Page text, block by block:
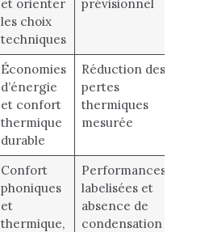
et orienter
les choix
techniques
prévisionnel
Économies
d’énergie
et confort
thermique
durable
Réduction des
pertes
thermiques
mesurée
Confort
phoniques
et
thermique,
Performances
labelisées et
absence de
condensation